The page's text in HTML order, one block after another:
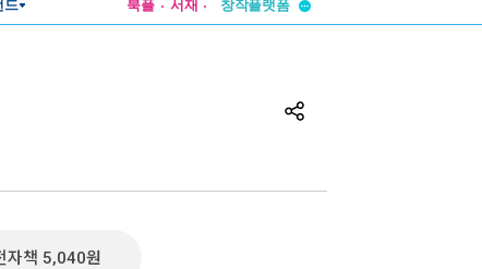
드 북플 서재
창작플랫폼
자책 5,040원